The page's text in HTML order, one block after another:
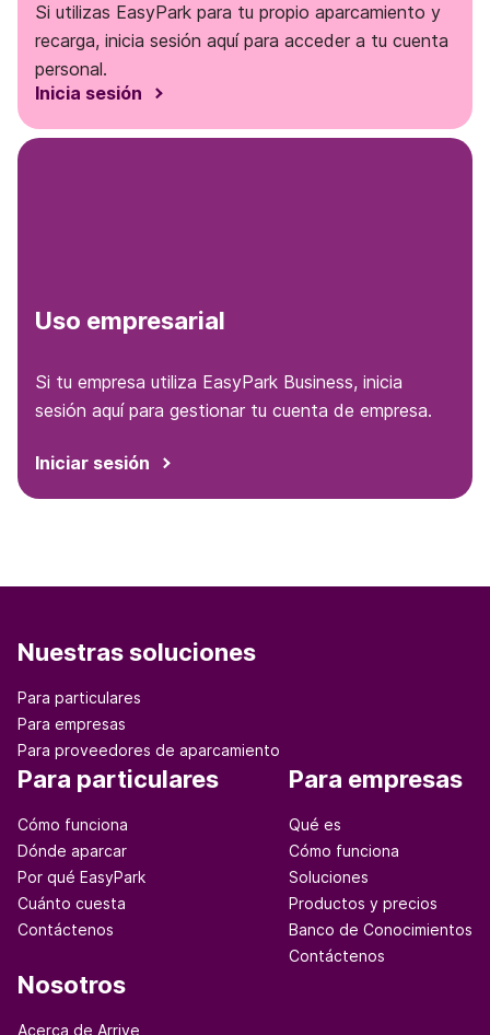
Si utilizas EasyPark para tu propio aparcamiento y
recarga, inicia sesión aquí para acceder a tu cuenta
personal.
Inicia sesión
Uso empresarial
Si tu empresa utiliza EasyPark Business, inicia
sesión aquí para gestionar tu cuenta de empresa.
Iniciar sesión
Nuestras soluciones
Para particulares
Para empresas
Para proveedores de aparcamiento
Para particulares
Cómo funciona
Dónde aparcar
Por qué EasyPark
Cuánto cuesta
Contáctenos
Para empresas
Qué es
Cómo funciona
Soluciones
Productos y precios
Banco de Conocimientos
Contáctenos
Nosotros
Acerca de Arrive